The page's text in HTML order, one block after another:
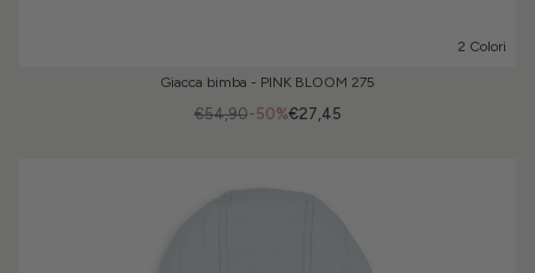
2 Colori
Giacca bimba - PINK BLOOM 275
-50%
€54,90 €27,45